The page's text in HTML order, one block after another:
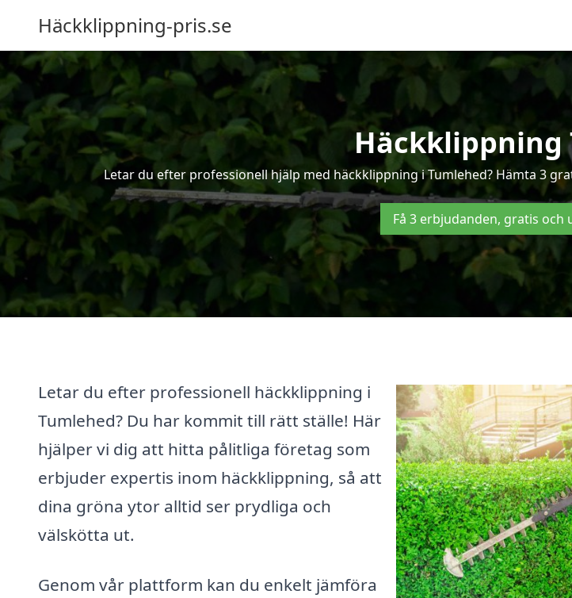
Häckklippning-pris.se
Häckklippning
Letar du efter professionell hjälp med häckklippning i Tumlehed? Hämta 3
Få 3 erbjudanden, gratis
Letar du efter professionell häckklippning i
Tumlehed? Du har kommit till rätt ställe! Här
hjälper vi dig att hitta pålitliga företag som
erbjuder expertis inom häckklippning, så att
dina gröna ytor alltid ser prydliga och
välskötta ut.
Genom vår plattform kan du enkelt jämföra